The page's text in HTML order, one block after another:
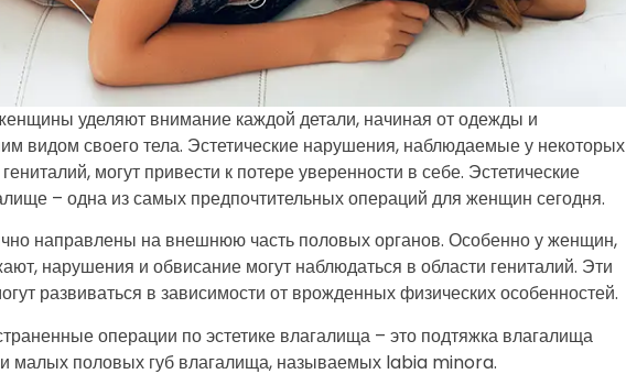
уделяют внимание каждой детали, начиная от одежды и
видом своего тела. Эстетические нарушения, наблюдаемые у некоторых
могут привести к потере уверенности в себе. Эстетические
– одна из самых предпочтительных операций для женщин сегодня.
направлены на внешнюю часть половых органов. Особенно у женщин,
нарушения и обвисание могут наблюдаться в области гениталий. Эти
развиваться в зависимости от врожденных физических особенностей.
операции по эстетике влагалища – это подтяжка влагалища
малых половых губ влагалища, называемых labia minora.